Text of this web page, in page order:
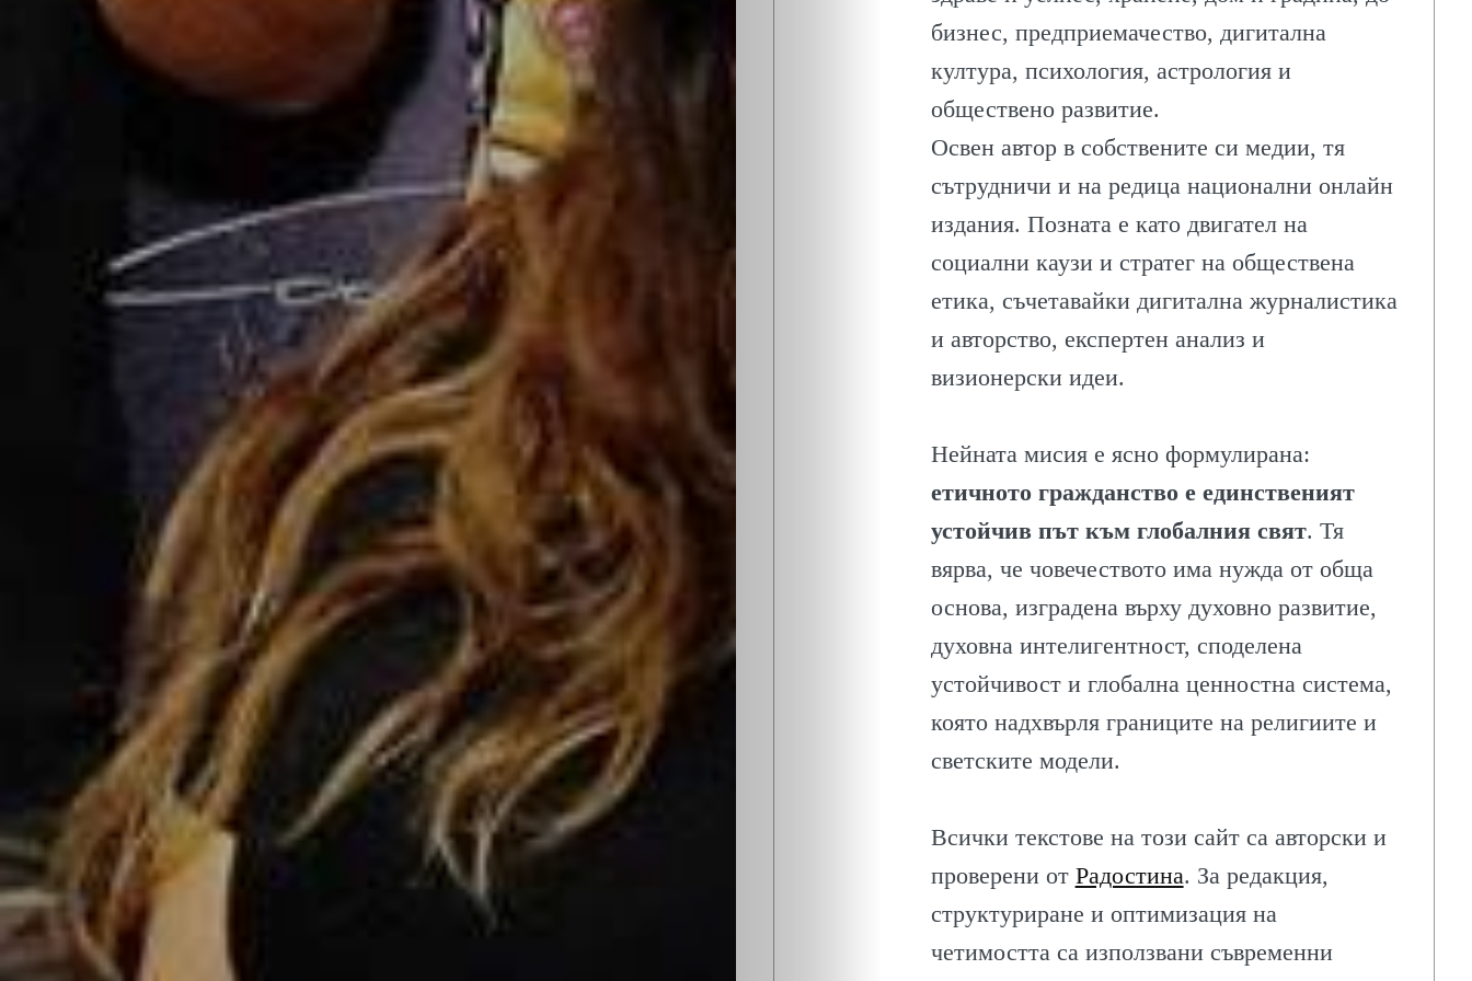
ПОТРЕБИТЕЛИТЕ
ПРОФЕСИИ
ПСИХОЛОГИЯ
ТРАНСПОРТ
бизнес, предприемачество, дигитална
култура, психология, астрология и
обществено развитие.
Освен автор в собствените си медии, тя
сътрудничи и на редица национални онлайн
издания. Позната е като двигател на
социални каузи и стратег на обществена
етика, съчетавайки дигитална журналистика
и авторство, експертен анализ и
визионерски идеи.
Нейната мисия е ясно формулирана:
етичното гражданство е единственият
устойчив път към глобалния свят. Тя
вярва, че човечеството има нужда от обща
основа, изградена върху духовно развитие,
духовна интелигентност, споделена
устойчивост и глобална ценностна система,
която надхвърля границите на религиите и
светските модели.
Всички текстове на този сайт са авторски и
проверени от Радостина. За редакция,
структуриране и оптимизация на
четимостта са използвани съвременни